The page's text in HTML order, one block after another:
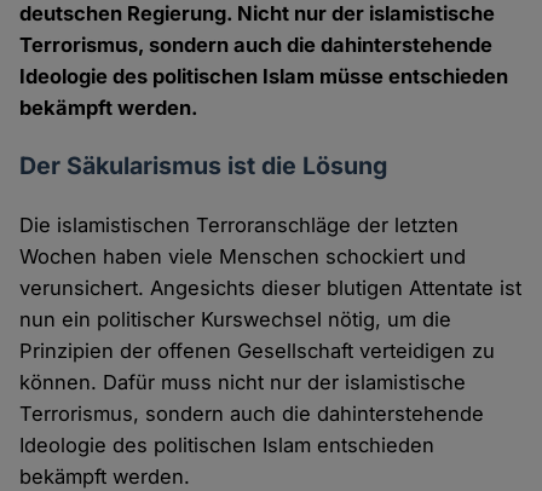
deutschen Regierung. Nicht nur der islamistische
Terrorismus, sondern auch die dahinterstehende
Ideologie des politischen Islam müsse entschieden
bekämpft werden.
Der Säkularismus ist die Lösung
Die islamistischen Terroranschläge der letzten
Wochen haben viele Menschen schockiert und
verunsichert. Angesichts dieser blutigen Attentate ist
nun ein politischer Kurswechsel nötig, um die
Prinzipien der offenen Gesellschaft verteidigen zu
können. Dafür muss nicht nur der islamistische
Terrorismus, sondern auch die dahinterstehende
Ideologie des politischen Islam entschieden
bekämpft werden.